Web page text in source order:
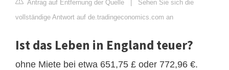
Antrag auf Entfernung der Quelle | Sehen Sie sich die
vollständige Antwort auf de.tradingeconomics.com an
Ist das Leben in England teuer?
ohne Miete bei etwa 651,75 £ oder 772,96 €.